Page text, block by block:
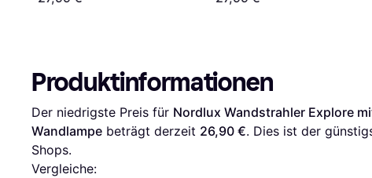
Produktinformationen
Der niedrigste Preis für Nordlux Wandstrahler Explore
Wandlampe beträgt derzeit 26,90 €. Dies ist der
Shops.
Vergleiche: